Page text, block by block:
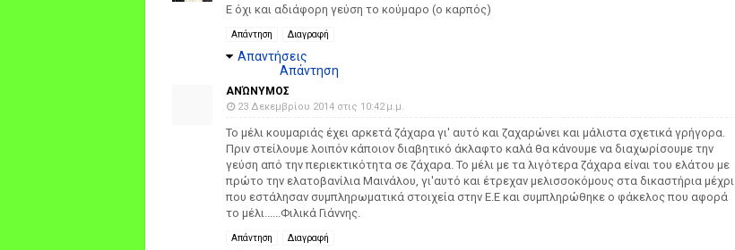
Ε όχι και αδιάφορη γεύση το κούμαρο (ο καρπός)
Απάντηση Διαγραφή
Απαντήσεις
Απάντηση
ΑΝΏΝΥΜΟΣ
23 Δεκεμβρίου 2014 στις 10:42 μ.μ.
Το μέλι κουμαριάς έχει αρκετά ζάχαρα γι' αυτό και ζαχαρώνει και μάλιστα σχετικά γρήγορα.
Πριν στείλουμε λοιπόν κάποιον διαβητικό άκλαφτο καλά θα κάνουμε να διαχωρίσουμε την
γεύση από την περιεκτικότητα σε ζάχαρα. Το μέλι με τα λιγότερα ζάχαρα είναι του ελάτου με
πρώτο την ελατοβανίλια Μαινάλου, γι'αυτό και έτρεχαν μελισσοκόμους στα δικαστήρια μέχρι
που εστάλησαν συμπληρωματικά στοιχεία στην Ε.Ε και συμπληρώθηκε ο φάκελος που αφορά
το μέλι......Φιλικά Γιάννης.
Απάντηση Διαγραφή